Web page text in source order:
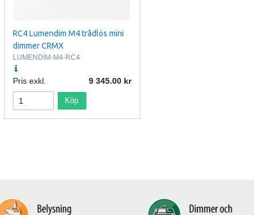
RC4 Lumendim M4 trådlös mini
dimmer CRMX
LUMENDIM-M4-RC4
Pris exkl. 9 345.00
Köp